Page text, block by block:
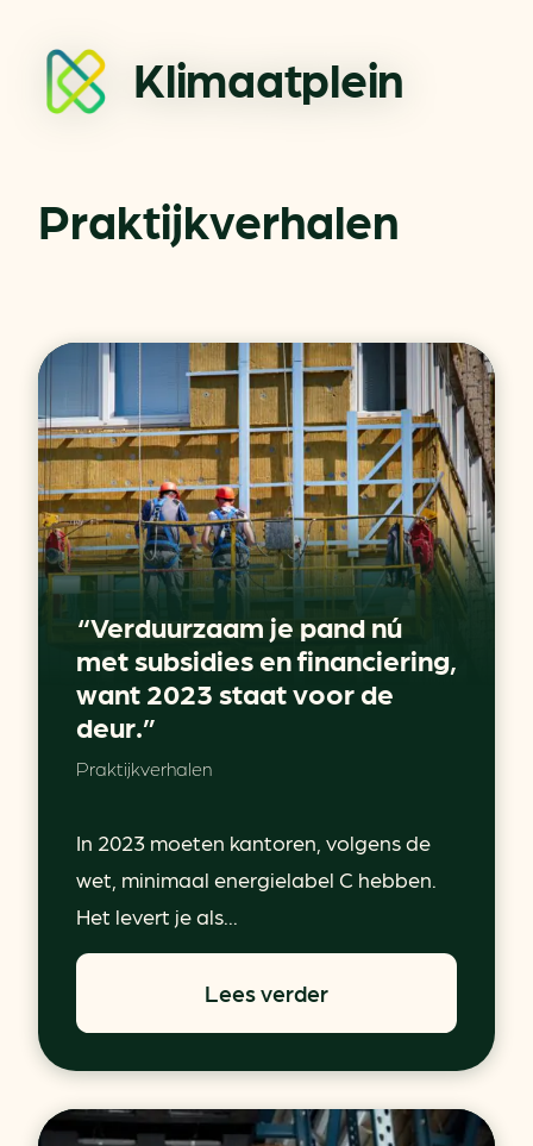
Klimaatplein
Praktijkverhalen
“Verduurzaam je pand nú
met subsidies en financiering,
want 2023 staat voor de
deur.”
Praktijkverhalen
In 2023 moeten kantoren, volgens de
wet, minimaal energielabel C hebben.
Het levert je als...
Lees verder